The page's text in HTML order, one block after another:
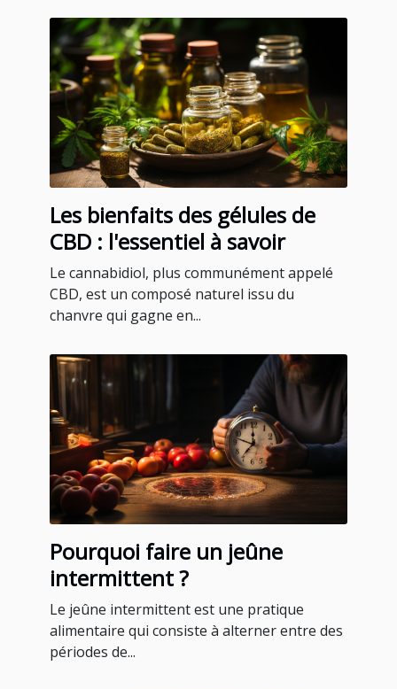
Les bienfaits des gélules de
CBD : l'essentiel à savoir
Le cannabidiol, plus communément appelé
CBD, est un composé naturel issu du
chanvre qui gagne en...
Pourquoi faire un jeûne
intermittent ?
Le jeûne intermittent est une pratique
alimentaire qui consiste à alterner entre des
périodes de...